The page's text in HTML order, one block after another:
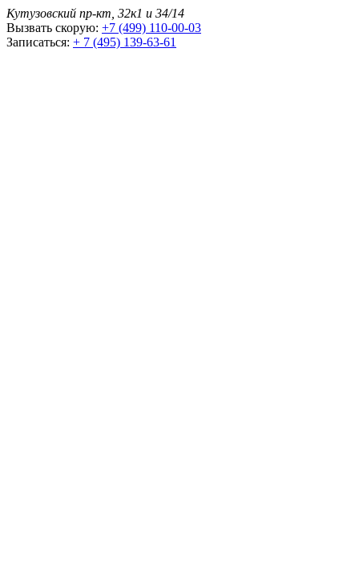
Кутузовский пр-кт, 32к1 и 34/14
Вызвать скорую: +7 (499) 110-00-03
Записаться: + 7 (495) 139-63-61